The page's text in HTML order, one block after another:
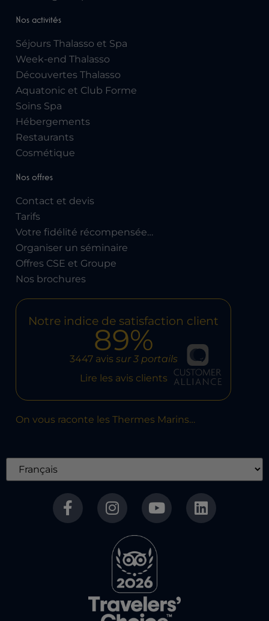
Nos activités
Séjours Thalasso et Spa
Week-end Thalasso
Découvertes Thalasso
Aquatonic et Club Forme
Soins Spa
Hébergements
Restaurants
Cosmétique
Nos offres
Contact et devis
Tarifs
Votre fidélité récompensée…
Organiser un séminaire
Offres CSE et Groupe
Nos brochures
Notre indice de satisfaction client
89%
3447 avis sur 3 portails
Lire les avis clients
On vous raconte les Thermes Marins…